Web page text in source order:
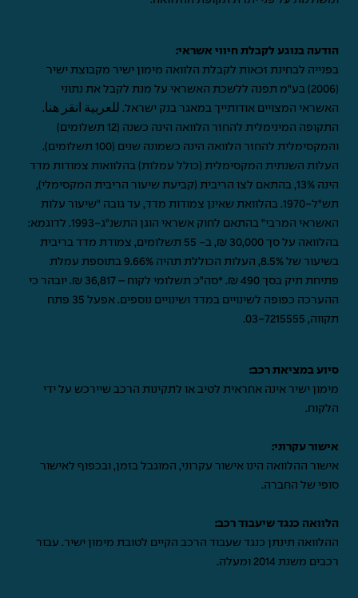
הודעה בנוגע לקבלת חיווי אשראי:
בפנייה לבחינת זכאות לקבלת הלוואה מימון ישיר מקבוצת ישיר
(2006) בע"מ תפנה ללשכת האשראי על מנת לקבל את נתוני
האשראי המצויים אודותייך במאגר בנק ישראל. للعربية انقر هنا.
התקופה המינימלית להחזר הלוואה הינה כשנה (12 תשלומים)
והמקסימלית להחזר הלוואה הינה כשמונה שנים (100 תשלומים).
העלות השנתית המקסימלית (כולל עמלות) בהלוואות צמודות מדד
הינה 13%, בהתאם לצו הריבית (קביעת שיעור הריבית המקסימלי),
תש"ל-1970. בהלוואת שאינן צמודות מדד, עד גובה "שיעור עלות
האשראי המרבי" בהתאם לחוק אשראי הוגן התשנ"ג-1993. לדוגמא:
בהלוואה על סך 30,000 ₪, ב- 55 תשלומים, צמודת מדד בריבית
בשיעור של 8.5%, העלות הכוללת תהיה 9.66% בתוספת עמלת
פתיחת תיק בסך 490 ₪. *סה"כ תשלומי לקוח – 36,817 ₪. יובהר כי
ההערכה כפופה לשינויים במדד ושינויים נוספים. אפעל 35 פתח
תקווה, 03-7215555
.
סיוע במציאת רכב:
מימון ישיר אינה אחראית לטיב או לתקינות הרכב שיירכש על ידי
הלקוח.
אישור עקרוני:
אישור ההלוואה הינו אישור עקרוני, המוגבל בזמן, ובכפוף לאישור
סופי של החברה.
הלוואה כנגד שיעבוד רכב:
ההלוואה תינתן כנגד שעבוד הרכב הקיים לטובת מימון ישיר. עבור
רכבים משנת 2014 ומעלה.